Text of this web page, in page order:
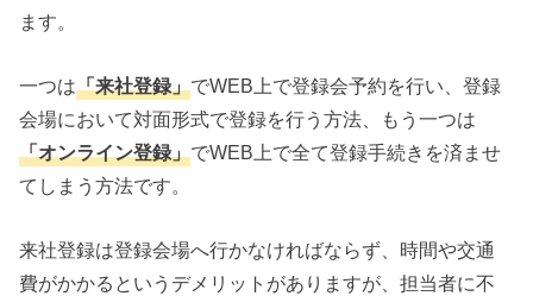
ます。
一つは「来社登録」でWEB上で登録会予約を行い、登録
会場において対面形式で登録を行う方法、もう一つは
「オンライン登録」でWEB上で全て登録手続きを済ませ
てしまう方法です。
来社登録は登録会場へ行かなければならず、時間や交通
費がかかるというデメリットがありますが、担当者に不